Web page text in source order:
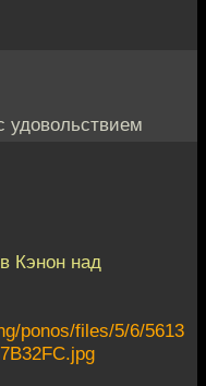
удовольствием
Кэнон над
ponos/files/5/6/5613